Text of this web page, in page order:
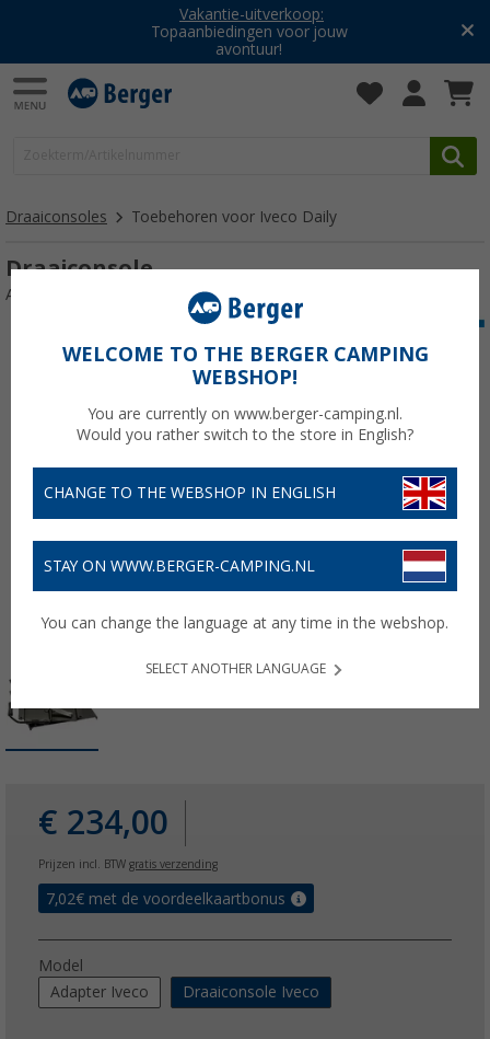
Vakantie-uitverkoop:
Topaanbiedingen voor jouw
avontuur!
Draaiconsoles Toebehoren voor Iveco Daily
Draaiconsole
Artikelnr: 157430
€ 234,00
Prijzen incl. BTW gratis verzending
7,02€ met de voordeelkaartbonus
Model
Adapter Iveco
Draaiconsole Iveco
WELCOME TO THE BERGER CAMPING
WEBSHOP!
You are currently on www.berger-camping.nl.
Would you rather switch to the store in English?
CHANGE TO THE WEBSHOP IN ENGLISH
STAY ON WWW.BERGER-CAMPING.NL
You can change the language at any time in the webshop.
SELECT ANOTHER LANGUAGE